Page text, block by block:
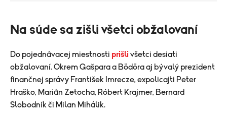
Na súde sa zišli všetci obžalovaní
Do pojednávacej miestnosti prišli všetci desiati
obžalovaní. Okrem Gašpara a Bödöra aj bývalý prezident
finančnej správy František Imrecze, expolicajti Peter
Hraško, Marián Zetocha, Róbert Krajmer, Bernard
Slobodník či Milan Mihálik.